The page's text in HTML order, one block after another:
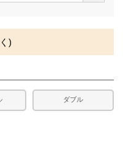
)
ダブル